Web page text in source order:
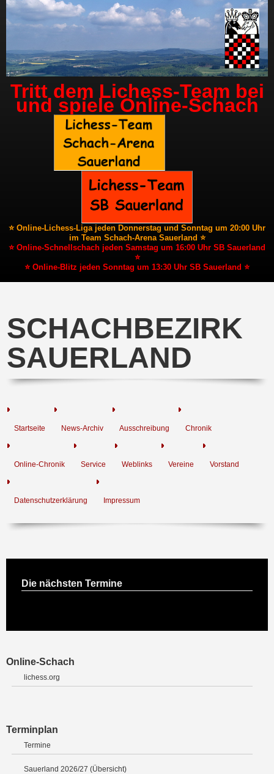
Tritt dem Lichess-Team bei
und spiele Online-Schach
⭐ Online-Lichess-Liga jeden Donnerstag und Sonntag um 20:00 Uhr
im Team Schach-Arena Sauerland ⭐
⭐ Online-Schnellschach jeden Samstag um 16:00 Uhr SB Sauerland
⭐
⭐ Online-Blitz jeden Sonntag um 13:30 Uhr SB Sauerland ⭐
SCHACHBEZIRK
SAUERLAND
Startseite News-Archiv Ausschreibung Chronik
Online-Chronik Service Weblinks Vereine Vorstand
Datenschutzerklärung Impressum
Die nächsten Termine
Online-Schach
lichess.org
Terminplan
Termine
Sauerland 2026/27 (Übersicht)